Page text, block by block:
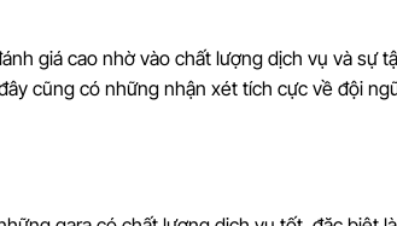
giá cao nhờ vào chất lượng dịch vụ và sự
cũng có những nhận xét tích cực về đội